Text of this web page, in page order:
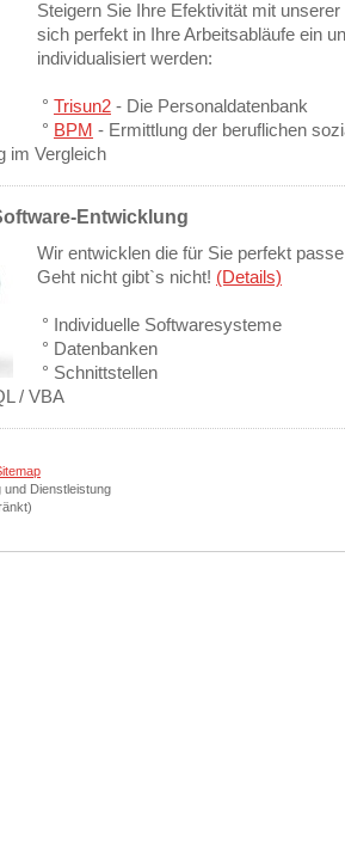
Steigern Sie Ihre Efektivität mit
sich perfekt in Ihre Arbeitsabläufe ein
individualisiert werden:
° Trisun2 - Die Personaldatenbank
° BPM - Ermittlung der beruflichen
im Vergleich
Entwicklung
Wir entwicklen die für Sie perfekt
Geht nicht gibt`s nicht! (Details)
° Individuelle Softwaresysteme
° Datenbanken
° Schnittstellen
/ VBA
Dienstleistung